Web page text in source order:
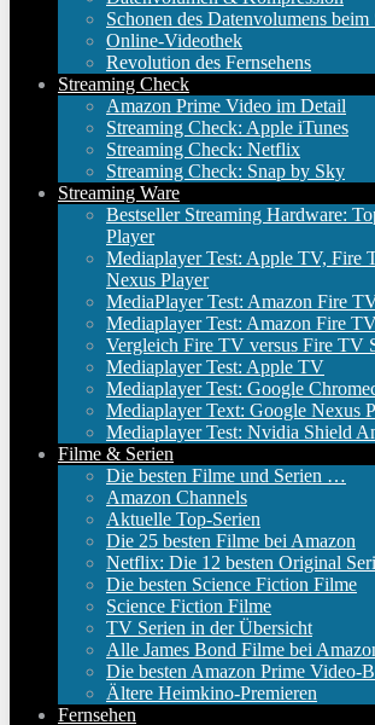
Schonen des Datenvolumens beim
Online-Videothek
Revolution des Fernsehens
Streaming Check
Amazon Prime Video im Detail
Streaming Check: Apple iTunes
Streaming Check: Netflix
Streaming Check: Snap by Sky
Streaming Ware
Bestseller Streaming Hardware:
Player
Mediaplayer Test: Apple TV, Fire
Nexus Player
MediaPlayer Test: Amazon Fire
Mediaplayer Test: Amazon Fire
Vergleich Fire TV versus Fire TV
Mediaplayer Test: Apple TV
Mediaplayer Test: Google
Mediaplayer Text: Google Nexus
Mediaplayer Test: Nvidia Shield
Filme & Serien
Die besten Filme und Serien …
Amazon Channels
Aktuelle Top-Serien
Die 25 besten Filme bei Amazon
Netflix: Die 12 besten Original
Die besten Science Fiction Filme
Science Fiction Filme
TV Serien in der Übersicht
Alle James Bond Filme bei
Die besten Amazon Prime Video-
Ältere Heimkino-Premieren
Fernsehen